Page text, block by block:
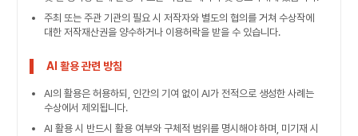
주최 또는 주관 기관의 필요 시 저작자와 별도의 협의를 거쳐 수상작에
대한 저작재산권을 양수하거나 이용허락을 받을 수 있습니다.
AI 활용 관련 방침
AI의 활용은 허용하되, 인간의 기여 없이 AI가 전적으로 생성한 사례는
수상에서 제외됩니다.
AI 활용 시 반드시 활용 여부와 구체적 범위를 명시해야 하며, 미기재 시